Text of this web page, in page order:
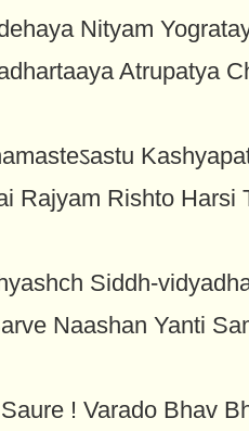
Nityam
Atrupatya
Rajyam Rishto Harsi
Siddh-
Naashan Yanti
! Varado Bhav